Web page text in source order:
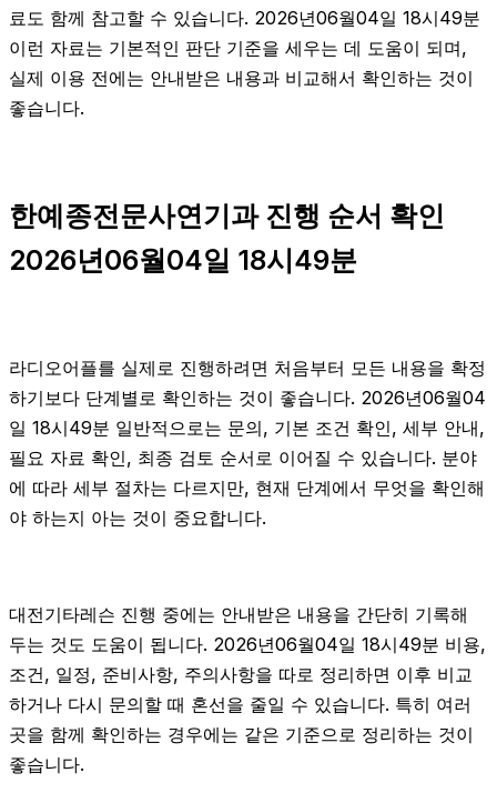
료도 함께 참고할 수 있습니다. 2026년06월04일 18시49분
이런 자료는 기본적인 판단 기준을 세우는 데 도움이 되며,
실제 이용 전에는 안내받은 내용과 비교해서 확인하는 것이
좋습니다.
한예종전문사연기과 진행 순서 확인
2026년06월04일 18시49분
라디오어플를 실제로 진행하려면 처음부터 모든 내용을 확정
하기보다 단계별로 확인하는 것이 좋습니다. 2026년06월04
일 18시49분 일반적으로는 문의, 기본 조건 확인, 세부 안내,
필요 자료 확인, 최종 검토 순서로 이어질 수 있습니다. 분야
에 따라 세부 절차는 다르지만, 현재 단계에서 무엇을 확인해
야 하는지 아는 것이 중요합니다.
대전기타레슨 진행 중에는 안내받은 내용을 간단히 기록해
두는 것도 도움이 됩니다. 2026년06월04일 18시49분 비용,
조건, 일정, 준비사항, 주의사항을 따로 정리하면 이후 비교
하거나 다시 문의할 때 혼선을 줄일 수 있습니다. 특히 여러
곳을 함께 확인하는 경우에는 같은 기준으로 정리하는 것이
좋습니다.